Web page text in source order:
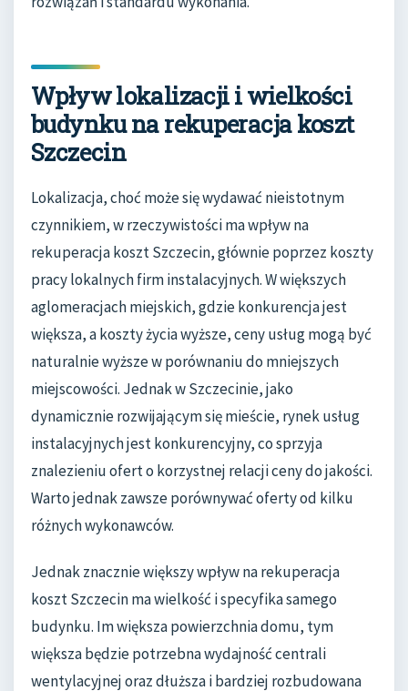
Wpływ lokalizacji i wielkości
budynku na rekuperacja koszt
Szczecin
Lokalizacja, choć może się wydawać nieistotnym
czynnikiem, w rzeczywistości ma wpływ na
rekuperacja koszt Szczecin, głównie poprzez koszty
pracy lokalnych firm instalacyjnych. W większych
aglomeracjach miejskich, gdzie konkurencja jest
większa, a koszty życia wyższe, ceny usług mogą być
naturalnie wyższe w porównaniu do mniejszych
miejscowości. Jednak w Szczecinie, jako
dynamicznie rozwijającym się mieście, rynek usług
instalacyjnych jest konkurencyjny, co sprzyja
znalezieniu ofert o korzystnej relacji ceny do jakości.
Warto jednak zawsze porównywać oferty od kilku
różnych wykonawców.
Jednak znacznie większy wpływ na rekuperacja
koszt Szczecin ma wielkość i specyfika samego
budynku. Im większa powierzchnia domu, tym
większa będzie potrzebna wydajność centrali
wentylacyjnej oraz dłuższa i bardziej rozbudowana